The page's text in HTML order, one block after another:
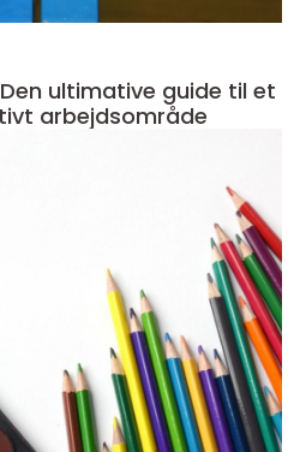
ultimative guide til et
arbejdsområde